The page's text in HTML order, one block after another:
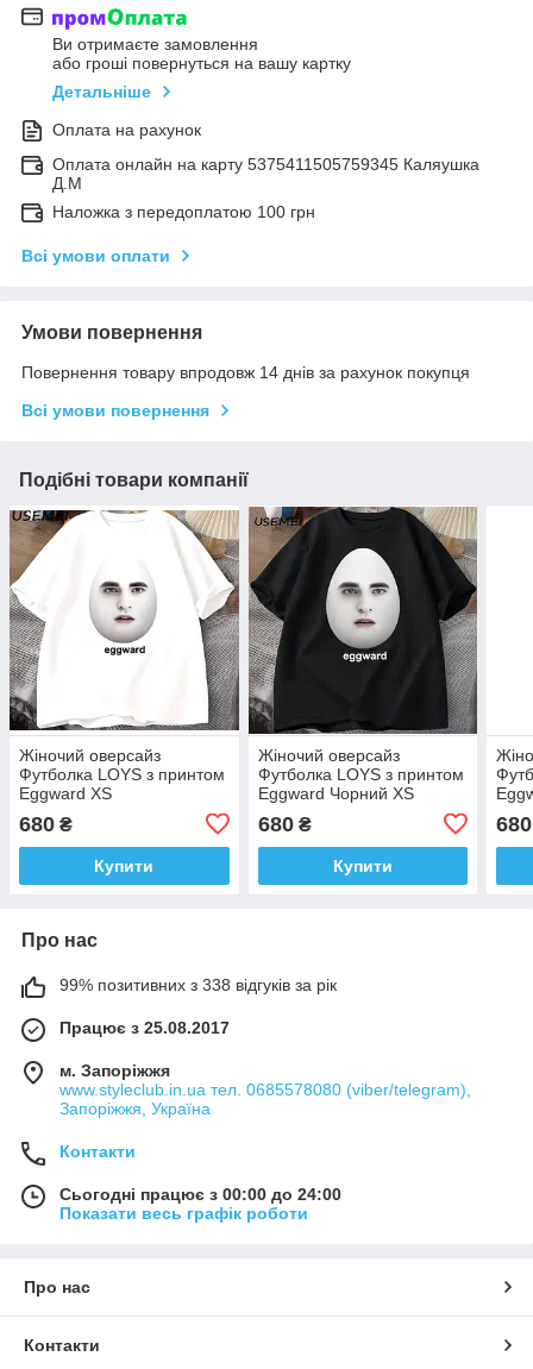
Ви отримаєте замовлення
або гроші повернуться на вашу картку
Детальніше
Оплата на рахунок
Оплата онлайн на карту 5375411505759345 Каляушка
Д.М
Наложка з передоплатою 100 грн
Всі умови оплати
Умови повернення
Повернення товару впродовж 14 днів за рахунок покупця
Всі умови повернення
Подібні товари компанії
Жіночий оверсайз
Футболка LOYS з принтом
Eggward XS
680 ₴
Купити
Жіночий оверсайз
Футболка LOYS з принтом
Eggward Чорний XS
680₴
Купити
680
Про нас
99% позитивних з 338 відгуків за рік
Працює з 25.08.2017
м. Запоріжжя
www.styleclub.in.ua тел. 0685578080 (viber/telegram),
Запоріжжя, Україна
Контакти
Сьогодні працює з 00:00 до 24:00
Показати весь графік роботи
Про нас
Контакти